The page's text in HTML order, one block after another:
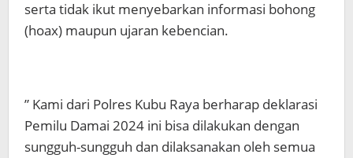
serta tidak ikut menyebarkan informasi bohong
(hoax) maupun ujaran kebencian.
” Kami dari Polres Kubu Raya berharap deklarasi
Pemilu Damai 2024 ini bisa dilakukan dengan
sungguh-sungguh dan dilaksanakan oleh semua